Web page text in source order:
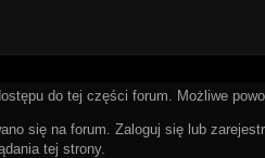
do tej części forum. Możliwe
się na forum. Zaloguj się lub
tej strony.